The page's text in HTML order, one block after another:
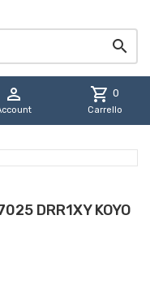

 shopping_cart 0
Carrello
DRR1XY KOYO